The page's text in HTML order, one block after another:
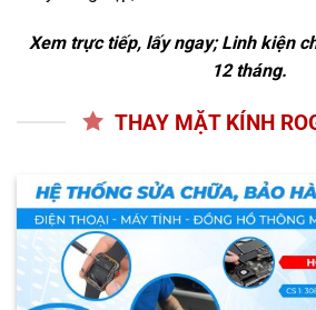
Xem trực tiếp, lấy ngay; Linh kiện
12 tháng.
THAY MẶT KÍNH